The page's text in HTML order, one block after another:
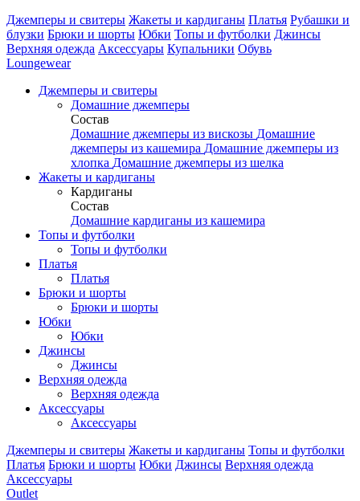
Джемперы и свитеры Жакеты и кардиганы Платья Рубашки и
блузки Брюки и шорты Юбки Топы и футболки Джинсы
Верхняя одежда Аксесcуары Купальники Обувь
Loungewear
Джемперы и свитеры
Домашние джемперы
Состав
Домашние джемперы из вискозы Домашние
джемперы из кашемира Домашние джемперы из
хлопка Домашние джемперы из шелка
Жакеты и кардиганы
Кардиганы
Состав
Домашние кардиганы из кашемира
Топы и футболки
Топы и футболки
Платья
Платья
Брюки и шорты
Брюки и шорты
Юбки
Юбки
Джинсы
Джинсы
Верхняя одежда
Верхняя одежда
Аксессуары
Аксессуары
Джемперы и свитеры Жакеты и кардиганы Топы и футболки
Платья Брюки и шорты Юбки Джинсы Верхняя одежда
Аксессуары
Outlet